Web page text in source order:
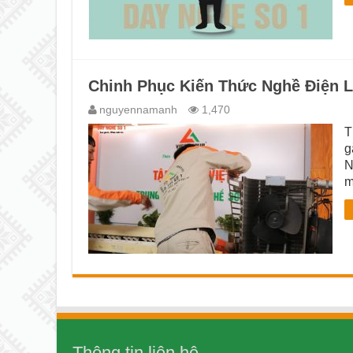
Chinh Phục Kiến Thức Nghề Điện
nguyennamanh 1,470